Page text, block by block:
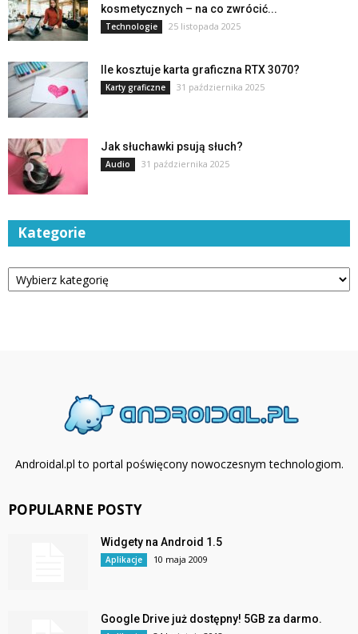
kosmetycznych – na co zwrócić...
Technologie 25 listopada 2025
Ile kosztuje karta graficzna RTX 3070?
Karty graficzne 31 października 2025
Jak słuchawki psują słuch?
Audio 31 października 2025
Kategorie
Kategorie
Androidal.pl to portal poświęcony nowoczesnym technologiom.
POPULARNE POSTY
Widgety na Android 1.5
Aplikacje 10 maja 2009
Google Drive już dostępny! 5GB za darmo.